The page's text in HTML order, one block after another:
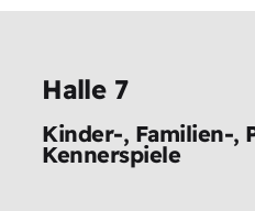
Halle 7
Kinder-, Familien-,
Kennerspiele